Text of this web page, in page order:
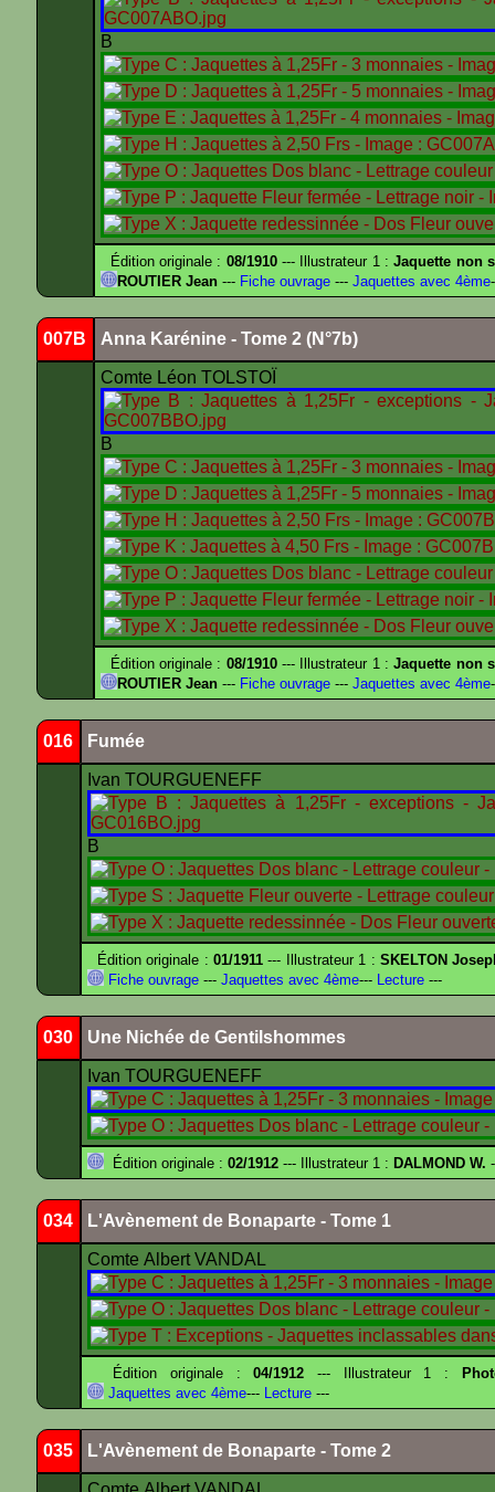
B
Édition originale : 08/1910--- Illustrateur 1 :Jaquette non
ROUTIER Jean --- Fiche ouvrage --- Jaquettes avec 4ème
007B Anna Karénine - Tome 2 (N°7b)
Comte Léon TOLSTOÏ
B
Édition originale : 08/1910--- Illustrateur 1 :Jaquette non
ROUTIER Jean --- Fiche ouvrage --- Jaquettes avec 4ème
016 Fumée
Ivan TOURGUENEFF
B
Édition originale : 01/1911 --- Illustrateur 1 : SKELTON
Fiche ouvrage --- Jaquettes avec 4ème--- Lecture ---
030 Une Nichée de Gentilshommes
Ivan TOURGUENEFF
Édition originale : 02/1912 --- Illustrateur 1 : DALMOND W.
034 L'Avènement de Bonaparte - Tome 1
Comte Albert VANDAL
Édition originale :04/1912 --- Illustrateur 1 :
Jaquettes avec 4ème--- Lecture ---
035 L'Avènement de Bonaparte - Tome 2